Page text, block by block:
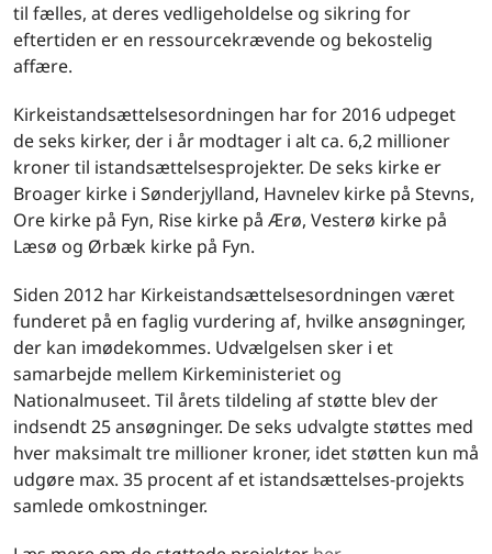
til fælles, at deres vedligeholdelse og sikring for
eftertiden er en ressourcekrævende og bekostelig
affære.
Kirkeistandsættelsesordningen har for 2016 udpeget
de seks kirker, der i år modtager i alt ca. 6,2 millioner
kroner til istandsættelsesprojekter. De seks kirke er
Broager kirke i Sønderjylland, Havnelev kirke på Stevns,
Ore kirke på Fyn, Rise kirke på Ærø, Vesterø kirke på
Læsø og Ørbæk kirke på Fyn.
Siden 2012 har Kirkeistandsættelsesordningen været
funderet på en faglig vurdering af, hvilke ansøgninger,
der kan imødekommes. Udvælgelsen sker i et
samarbejde mellem Kirkeministeriet og
Nationalmuseet. Til årets tildeling af støtte blev der
indsendt 25 ansøgninger. De seks udvalgte støttes med
hver maksimalt tre millioner kroner, idet støtten kun må
udgøre max. 35 procent af et istandsættelses-projekts
samlede omkostninger.